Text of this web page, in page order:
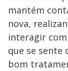
mantém
nova,
interagir com
que se sente
bom